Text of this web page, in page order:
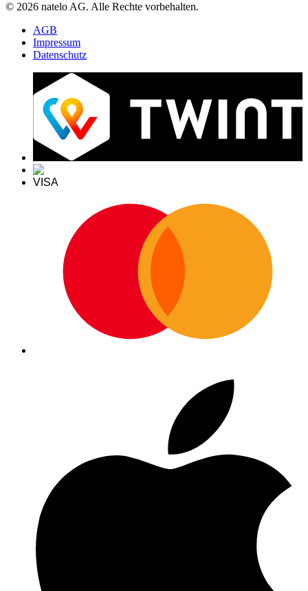
© 2026 natelo AG. Alle Rechte vorbehalten.
AGB
Impressum
Datenschutz
VISA